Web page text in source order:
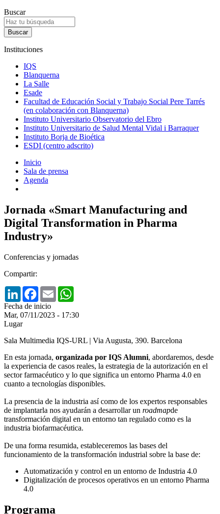
Buscar
Instituciones
IQS
Blanquerna
La Salle
Esade
Facultad de Educación Social y Trabajo Social Pere Tarrés
(en colaboración con Blanquerna)
Instituto Universitario Observatorio del Ebro
Instituto Universitario de Salud Mental Vidal i Barraquer
Instituto Borja de Bioética
ESDI (centro adscrito)
Inicio
Sala de prensa
Agenda
Jornada «Smart Manufacturing and
Digital Transformation in Pharma
Industry»
Conferencias y jornadas
Compartir:
LinkedInFacebook
Email
Fecha de inicio
Mar, 07/11/2023 - 17:30
Lugar
Sala Multimedia IQS-URL | Via Augusta, 390. Barcelona
En esta jornada, organizada por IQS Alumni, abordaremos, desde
la experiencia de casos reales, la estrategia de la autorización en el
sector farmacéutico y lo que significa un entorno Pharma 4.0 en
cuanto a tecnologías disponibles.
La presencia de la industria así como de los expertos responsables
de implantarla nos ayudarán a desarrollar un roadmapde
transformación digital en un entorno tan regulado como es la
industria biofarmacéutica.
De una forma resumida, estableceremos las bases del
funcionamiento de la transformación industrial sobre la base de:
Automatización y control en un entorno de Industria 4.0
Digitalización de procesos operativos en un entorno Pharma
4.0
Programa